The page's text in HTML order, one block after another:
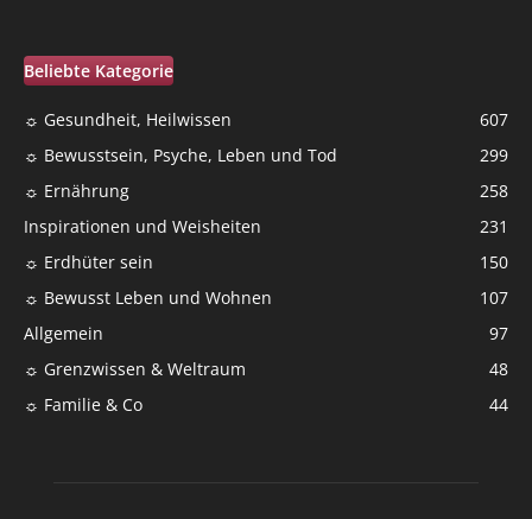
Beliebte Kategorie
☼ Gesundheit, Heilwissen
607
☼ Bewusstsein, Psyche, Leben und Tod
299
☼ Ernährung
258
Inspirationen und Weisheiten
231
☼ Erdhüter sein
150
☼ Bewusst Leben und Wohnen
107
Allgemein
97
☼ Grenzwissen & Weltraum
48
☼ Familie & Co
44